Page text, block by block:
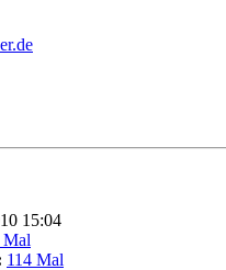
15:04
Mal
114 Mal